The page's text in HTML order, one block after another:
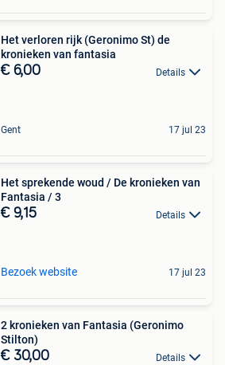
Het verloren rijk (Geronimo St) de
kronieken van fantasia
€ 6,00 Details
Gent 17 jul 23
Het sprekende woud / De kronieken van
Fantasia / 3
€ 9,15 Details
Bezoek website 17 jul 23
2 kronieken van Fantasia (Geronimo
Stilton)
€ 30,00 Details